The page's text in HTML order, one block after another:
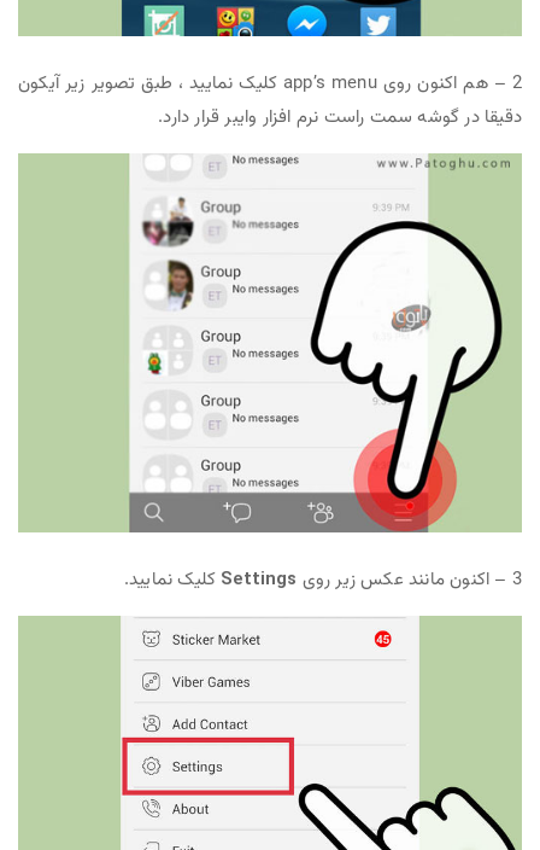
2 – هم اکنون روی app’s menu کلیک نمایید ، طبق تصویر زیر آیکون
دقیقا در گوشه سمت راست نرم افزار وایبر قرار دارد.
3 – اکنون مانند عکس زیر روی Settings کلیک نمایید.